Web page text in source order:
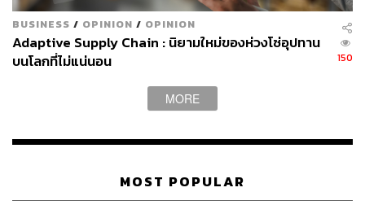
ระดับภูมิภาค ด้วยการนำงานวิจัยด้าน AI มาประยุกต์ใช้เพื่อ
สร้างประโยชน์ให้กับสังคมและประเทศ เช่น AI เพื่อการ
ศึกษา, AI เพื่อเป็นที่ปรึกษาสำหรับเยาวชน และ AI เพื่อการ
แพทย์ ตามแนวคิด ‘KBTG AI For Thailand’ ผ่านความร่วม
มือกับพันธมิตรที่มีและที่กำลังจะเกิดขึ้นต่อไป
ผ่านแอปพลิเคชันต่างๆ ที่คุณสะดวกหรือใช้งานอยู่แล้วได้เลย
BUSINESS / OPINION / OPINION
Adaptive Supply Chain : นิยามใหม่ของห่วงโซ่อุปทาน
บนโลกที่ไม่แน่นอน
150
MORE
MOST POPULAR